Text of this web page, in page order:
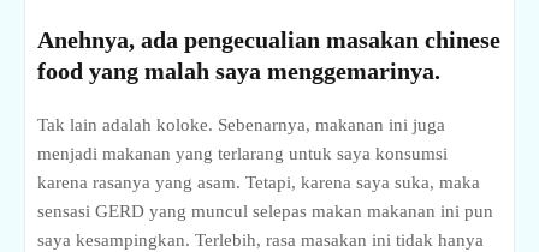
Anehnya, ada pengecualian masakan chinese
food yang malah saya menggemarinya.
Tak lain adalah koloke. Sebenarnya, makanan ini juga
menjadi makanan yang terlarang untuk saya konsumsi
karena rasanya yang asam. Tetapi, karena saya suka, maka
sensasi GERD yang muncul selepas makan makanan ini pun
saya kesampingkan. Terlebih, rasa masakan ini tidak hanya